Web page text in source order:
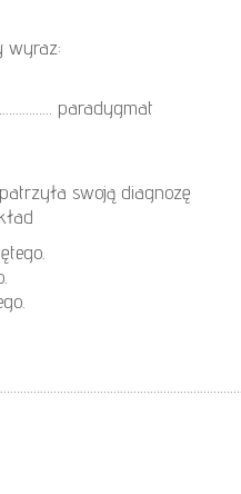
wyraz:
paradygmat
swoją diagnozę